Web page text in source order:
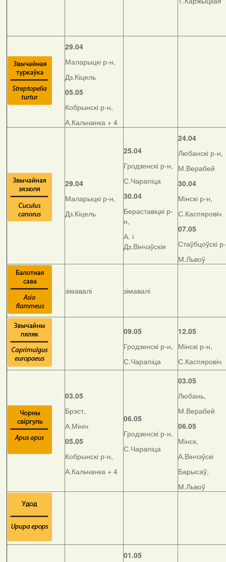
29.04
Маларыцкі р-н,
Дз.Кіцель
05.05
Кобрынскі р-н,
А.Кальчанка + 4
29.04
Маларыцкі р-н,
Дз.Кіцель
25.04
Гродзенскі р-н,
С.Чарапіца
30.04
Бераставіцкі р-
н,
А. і
Дз.Вінчэўскія
24.04
Любанскі р-н,
М.Верабей
30.04
Мінскі р-н,
С.Каспяровіч
07.05
Стаўбцоўскі
М.Львоў
зімавалі зімавалі
09.05
Гродзенскі р-н,
С.Чарапіца
12.05
Мінскі р-н,
С.Каспяровіч
03.05
Брэст,
А.Мініч
05.05
Кобрынскі р-н,
А.Кальчанка + 4
06.05
Гродзенскі р-н,
С.Чарапіца
03.05
Любань,
М.Верабей
06.05
Мінск,
А.Вінчэўскі
Барысаў,
М.Львоў
01.05